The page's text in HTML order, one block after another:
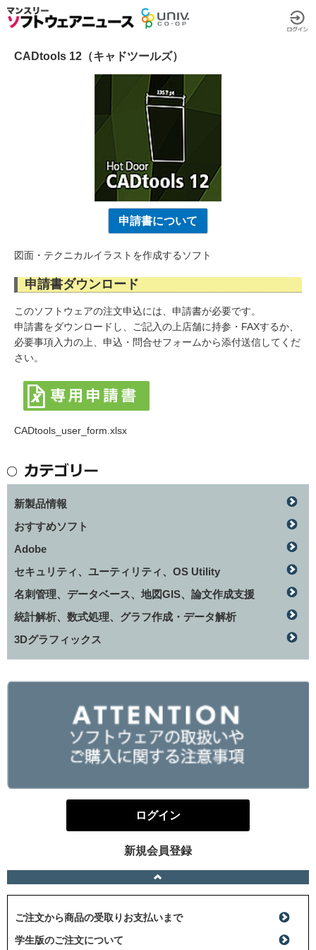
CADtools 12（キャドツールズ）
申請書について
図面・テクニカルイラストを作成するソフト
申請書ダウンロード
このソフトウェアの注文申込には、申請書が必要です。
申請書をダウンロードし、ご記入の上店舗に持参・FAXするか、
必要事項入力の上、申込・問合せフォームから添付送信してくだ
さい。
CADtools_user_form.xlsx
新製品情報
おすすめソフト
Adobe
セキュリティ、ユーティリティ、OS Utility
名刺管理、データベース、地図GIS、論文作成支援
統計解析、数式処理、グラフ作成・データ解析
3Dグラフィックス
ログイン
新規会員登録
ご注文から商品の受取りお支払いまで
学生版のご注文について